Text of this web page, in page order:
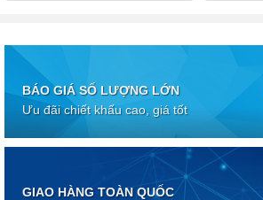
BÁO GIÁ SỐ LƯỢNG LỚN
Ưu đãi chiết khấu cao, giá tốt
GIAO HÀNG TOÀN QUỐC